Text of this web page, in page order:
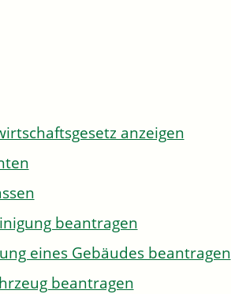
anzeigen
beantragen
eines Gebäudes beantragen
beantragen